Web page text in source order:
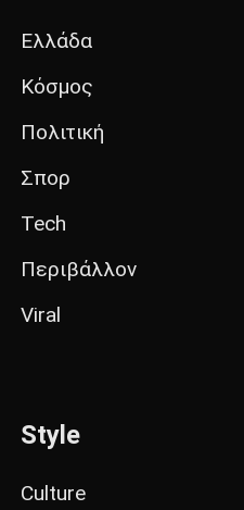
Ελλάδα
Κόσμος
Πολιτική
Σπορ
Tech
Περιβάλλον
Viral
Style
Culture